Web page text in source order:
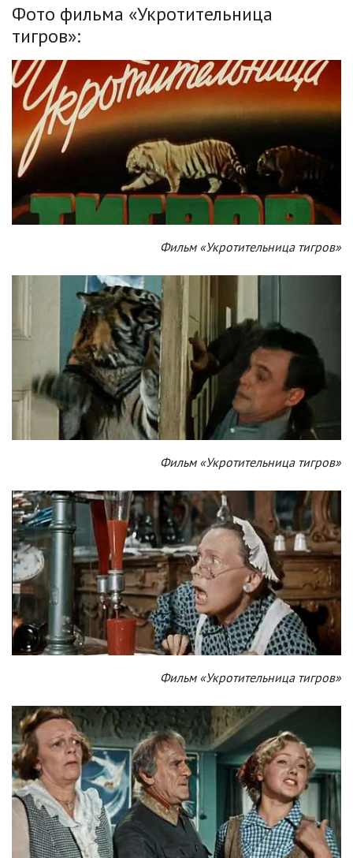
Фото фильма «Укротительница
тигров»:
Фильм «Укротительница тигров»
Фильм «Укротительница тигров»
Фильм «Укротительница тигров»